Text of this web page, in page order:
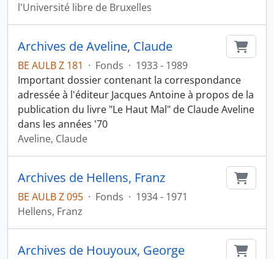
l'Université libre de Bruxelles
Archives de Aveline, Claude
BE AULB Z 181 · Fonds · 1933 - 1989
Important dossier contenant la correspondance
adressée à l'éditeur Jacques Antoine à propos de la
publication du livre "Le Haut Mal" de Claude Aveline
dans les années '70
Aveline, Claude
Archives de Hellens, Franz
BE AULB Z 095 · Fonds · 1934 - 1971
Hellens, Franz
Archives de Houyoux, George